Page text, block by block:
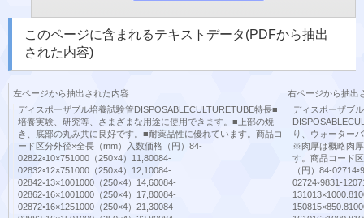
このページに含まれるテキストデータ(PDFから抽出
された内容)
左ページから抽出された内容
ディスポーザブル培養試験管DISPOSABLECULTURETUBE特長■
培養実験、研究等、さまざまな用途に使用できます。■上部の焼
き、底部の丸み共に良好です。■耐薬品性に優れています。商品コ
ード区分外径×全長（mm）入数価格（円）84-
02822◦10×751000（250×4）11,80084-
02832◦12×751000（250×4）12,10084-
02842◦13×1001000（250×4）14,60084-
02862◦16×1001000（250×4）17,80084-
02872◦16×1251000（250×4）21,30084-
右ページから抽出
ディスポーザブ
り、ウォーター
※肉厚は概略肉
す。商品コード
（円）84-
02724◦9831-